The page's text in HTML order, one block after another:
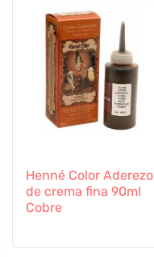
Henné Color Aderezo
de crema fina 90ml
Cobre